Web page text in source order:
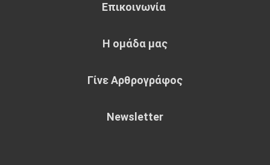
Επικοινωνία
Η ομάδα μας
Γίνε Αρθρογράφος
Newsletter